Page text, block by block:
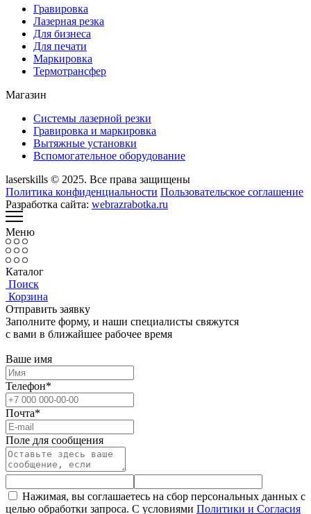
Гравировка
Лазерная резка
Для бизнеса
Для печати
Маркировка
Термотрансфер
Магазин
Системы лазерной резки
Гравировка и маркировка
Вытяжные установки
Вспомогательное оборудование
laserskills © 2025. Все права защищены
Политика конфиденциальности Пользовательское соглашение
Разработка сайта: webrazrabotka.ru
Меню
Каталог
Поиск
Корзина
Отправить заявку
Заполните форму, и наши специалисты свяжутся
с вами в ближайшее рабочее время
Ваше имя
Телефон*
Почта*
Поле для сообщения
Нажимая, вы соглашаетесь на сбор персональных данных с
целью обработки запроса. С условиями Политики и Согласия